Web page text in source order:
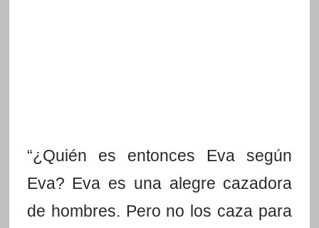
“¿Quién es entonces Eva según
Eva? Eva es una alegre cazadora
de hombres. Pero no los caza para